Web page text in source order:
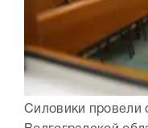
Силовики провели